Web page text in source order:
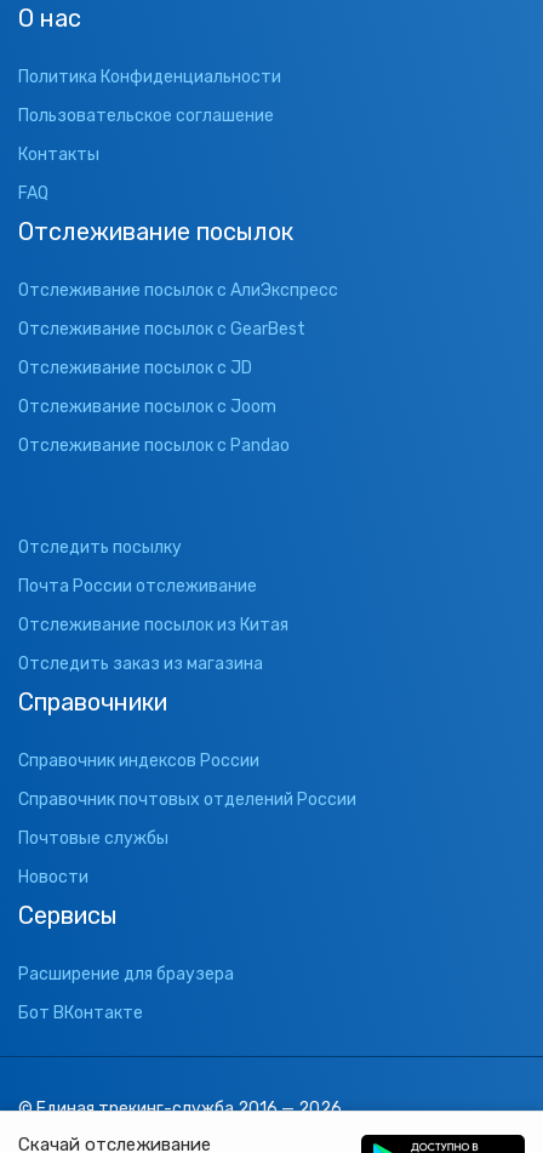
Скачай отслеживание
О нас
Политика Конфиденциальности
Пользовательское соглашение
Контакты
FAQ
Отслеживание посылок
Отслеживание посылок с АлиЭкспресс
Отслеживание посылок с GearBest
Отслеживание посылок с JD
Отслеживание посылок с Joom
Отслеживание посылок с Pandao
Отследить посылку
Почта России отслеживание
Отслеживание посылок из Китая
Отследить заказ из магазина
Справочники
Справочник индексов России
Справочник почтовых отделений России
Почтовые службы
Новости
Сервисы
Расширение для браузера
Бот ВКонтакте
© Единая трекинг-служба 2016 — 2026
support@1track.ru